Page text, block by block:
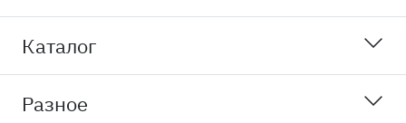
Каталог
Разное